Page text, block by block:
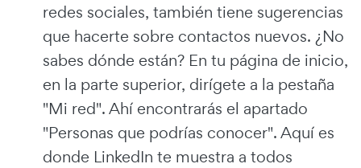
redes sociales, también tiene sugerencias
que hacerte sobre contactos nuevos. ¿No
sabes dónde están? En tu página de inicio,
en la parte superior, dirígete a la pestaña
"Mi red". Ahí encontrarás el apartado
"Personas que podrías conocer". Aquí es
donde LinkedIn te muestra a todos